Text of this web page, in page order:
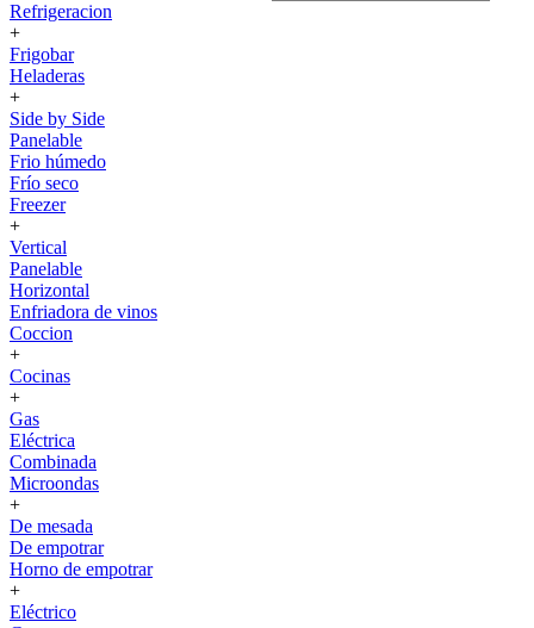
Refrigeracion
+
Frigobar
Heladeras
+
Side by Side
Panelable
Frio húmedo
Frío seco
Freezer
+
Vertical
Panelable
Horizontal
Enfriadora de vinos
Coccion
+
Cocinas
+
Gas
Eléctrica
Combinada
Microondas
+
De mesada
De empotrar
Horno de empotrar
+
Eléctrico